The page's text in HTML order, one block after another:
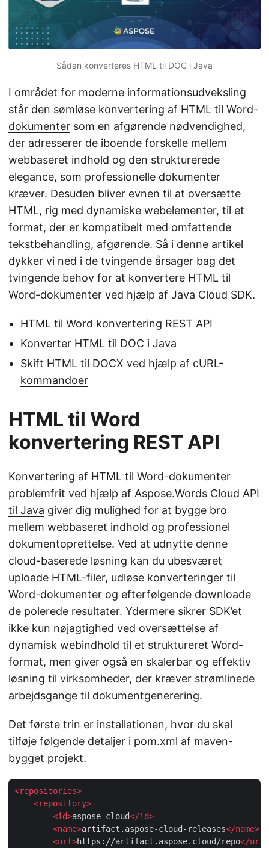
Sådan konverteres HTML til DOC i Java
I området for moderne informationsudveksling
står den sømløse konvertering af HTML til Word-
dokumenter som en afgørende nødvendighed,
der adresserer de iboende forskelle mellem
webbaseret indhold og den strukturerede
elegance, som professionelle dokumenter
kræver. Desuden bliver evnen til at oversætte
HTML, rig med dynamiske webelementer, til et
format, der er kompatibelt med omfattende
tekstbehandling, afgørende. Så i denne artikel
dykker vi ned i de tvingende årsager bag det
tvingende behov for at konvertere HTML til
Word-dokumenter ved hjælp af Java Cloud SDK.
HTML til Word konvertering REST API
Konverter HTML til DOC i Java
Skift HTML til DOCX ved hjælp af cURL-
kommandoer
HTML til Word
konvertering REST API
Konvertering af HTML til Word-dokumenter
problemfrit ved hjælp af Aspose.Words Cloud API
til Java giver dig mulighed for at bygge bro
mellem webbaseret indhold og professionel
dokumentoprettelse. Ved at udnytte denne
cloud-baserede løsning kan du ubesværet
uploade HTML-filer, udløse konverteringer til
Word-dokumenter og efterfølgende downloade
de polerede resultater. Ydermere sikrer SDK’et
ikke kun nøjagtighed ved oversættelse af
dynamisk webindhold til et struktureret Word-
format, men giver også en skalerbar og effektiv
løsning til virksomheder, der kræver strømlinede
arbejdsgange til dokumentgenerering.
Det første trin er installationen, hvor du skal
tilføje følgende detaljer i pom.xml af maven-
bygget projekt.
<repositories>
<repository>
<id>aspose-cloud</id>
<name>artifact.aspose-cloud-releases</name>
<url>https://artifact.aspose.cloud/repo</url